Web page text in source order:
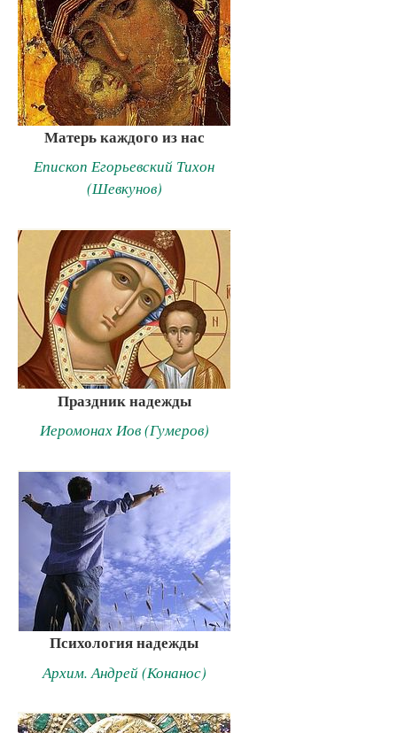
Матерь каждого из нас
Епископ Егорьевский Тихон
(Шевкунов)
Праздник надежды
Иеромонах Иов (Гумеров)
Психология надежды
Архим. Андрей (Конанос)